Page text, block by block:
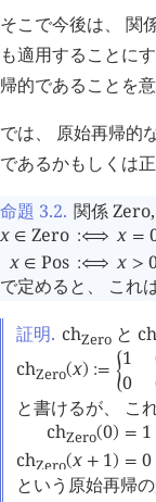
そこで今後は、 関
も適用することに
帰的であることを意
では、 原始再帰的
であるかもしくは
命題 3.2. 関係Zero,
x ∈ Zero :⟺ x =
x ∈ Pos :⟺ x >
で定めると、 これ
証明. chZero と ch
chZero(x) := 󰁮
1
0
と書けるが、 こ
chZero(0) = 1
chZero(x + 1) = 0
という原始再帰